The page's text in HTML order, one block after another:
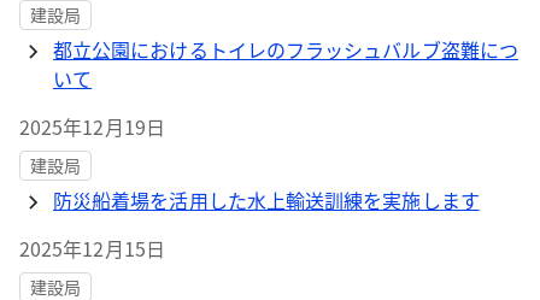
建設局
都立公園におけるトイレのフラッシュバルブ盗難につ
いて
2025年12月19日
建設局
防災船着場を活用した水上輸送訓練を実施します
2025年12月15日
建設局